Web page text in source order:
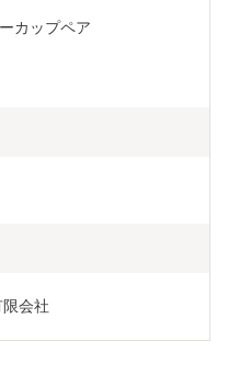
カップペア
会社